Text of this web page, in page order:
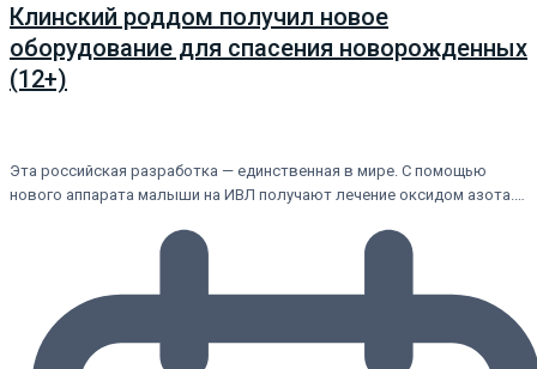
Клинский роддом получил новое
оборудование для спасения новорожденных
(12+)
Эта российская разработка — единственная в мире. С помощью
нового аппарата малыши на ИВЛ получают лечение оксидом азота.…